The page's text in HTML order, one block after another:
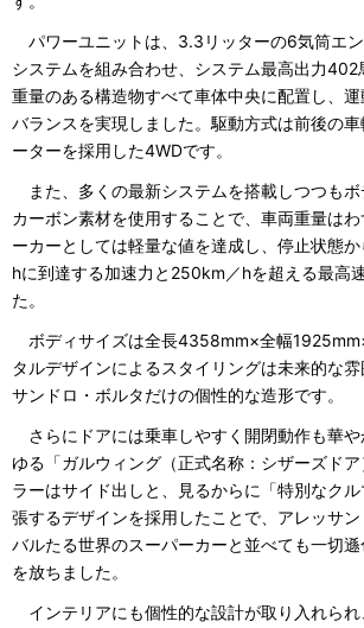
パワーユニットは、3.3リッターの6気筒エ
システムを組み合わせ、システム最高出力402
重量のある構造物すべて車体中央に配置し、
バランスを実現しました。駆動方式は前後の
ーターを採用した4WDです。
また、多くの最新システムを搭載しつつも
カーボン素材を使用することで、車両重量は
ーカーとしては軽量な値を達成し、停止状態
hに到達する加速力と250km／hを超える最高
た。
ボディサイズは全長4358mm×全幅
タルデザインによるスタイリングは未来的な
サンドロ・ボルタだけの個性的な造形です。
さらにドアには乗車しやすく開閉動作も華
ゆる「ガルウィング（正式名称：シザーズド
ラーはサイド出しと、見るからに「特別なク
張するデザインを採用したことで、アレッサ
バルたる世界のスーパーカーと並べても一切
を放ちました。
インテリアにも個性的な設計が取り入れら